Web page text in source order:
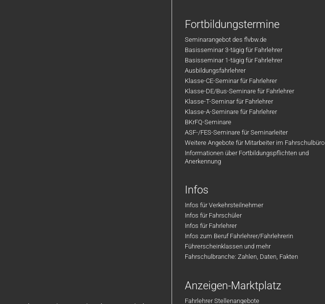
Fortbildungstermine
Seminarangebot des flvbw.de
Basisseminar 3-tägig für Fahrlehrer
Basisseminar 1-tägig für Fahrlehrer
Ausbildungsfahrlehrer
Klasse-CE-Seminar für Fahrlehrer
Klasse-DE/Bus-Seminare für Fahrlehrer
Klasse-T-Seminar für Fahrlehrer
Klasse-A-Seminare für Fahrlehrer
BKrFQ-Seminare
ASF-/FES-Seminare für Seminarleiter
Weitere Angebote für Mitarbeiter im Fahrschulbüro
Informationen über Fortbildungspflichten und
Anerkennung
Infos
Infos für Verkehrsteilnehmer
Infos für Fahrschüler
Infos für Fahrlehrer
Infos zum Beruf Fahrlehrer/Fahrlehrerin
Führerscheinklassen und mehr
Fahrschulbranche: Zahlen, Daten, Fakten
Anzeigen-Marktplatz
Fahrlehrer Stellenangebote